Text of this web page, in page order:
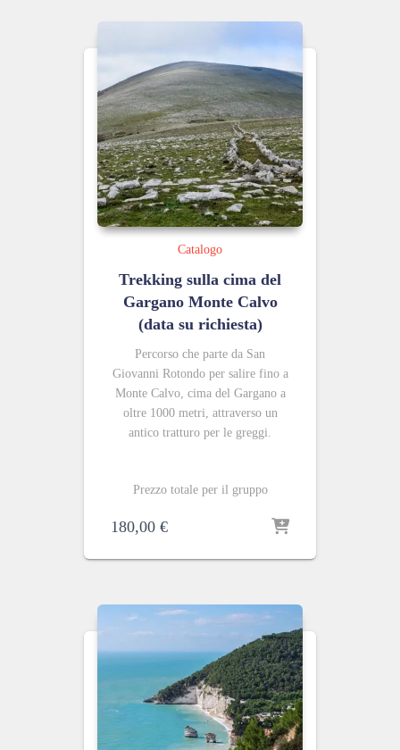
Catalogo
Trekking sulla cima del
Gargano Monte Calvo
(data su richiesta)
Percorso che parte da San
Giovanni Rotondo per salire fino a
Monte Calvo, cima del Gargano a
oltre 1000 metri, attraverso un
antico tratturo per le greggi.
Prezzo totale per il gruppo
180,00 €